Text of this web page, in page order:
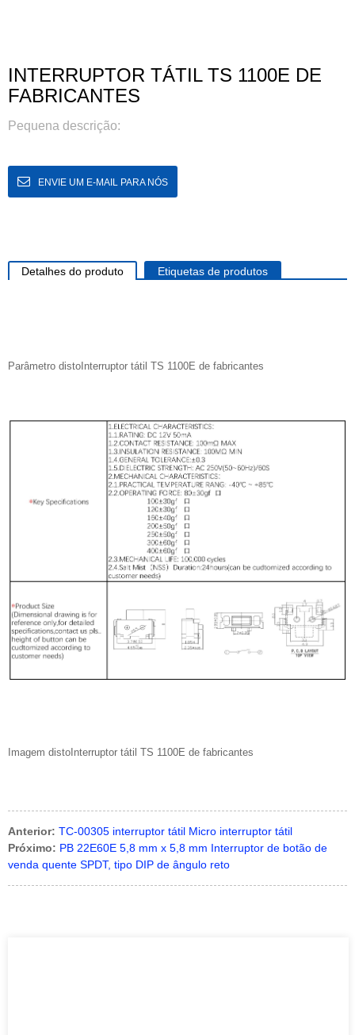
INTERRUPTOR TÁTIL TS 1100E DE
FABRICANTES
Pequena descrição:
ENVIE UM E-MAIL PARA NÓS
Detalhes do produto Etiquetas de produtos
Parâmetro distoInterruptor tátil TS 1100E de fabricantes
Imagem disto Interruptor tátil TS 1100E de fabricantes
Anterior: TC-00305 interruptor tátil Micro interruptor tátil
Próximo: PB 22E60E 5,8 mm x 5,8 mm Interruptor de botão de
venda quente SPDT, tipo DIP de ângulo reto